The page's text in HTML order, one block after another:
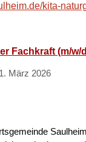
kita-
Fachkraft (m/w/
März 2026